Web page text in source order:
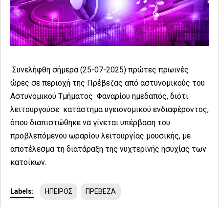
Συνελήφθη σήμερα (25-07-2025) πρώτες πρωινές
ώρες σε περιοχή της Πρέβεζας από αστυνομικούς του
Αστυνομικού Τμήματος Φαναρίου ημεδαπός, διότι
λειτουργούσε κατάστημα υγειονομικού ενδιαφέροντος,
όπου διαπιστώθηκε να γίνεται υπέρβαση του
προβλεπόμενου ωραρίου λειτουργίας μουσικής, με
αποτέλεσμα τη διατάραξη της νυχτερινής ησυχίας των
κατοίκων.
Labels: ΗΠΕΙΡΟΣ ΠΡΕΒΕΖΑ